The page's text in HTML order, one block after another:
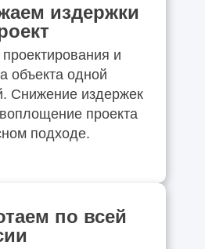
издержки
и
объекта одной
Снижение издержек
проекта
подходе.
по всей